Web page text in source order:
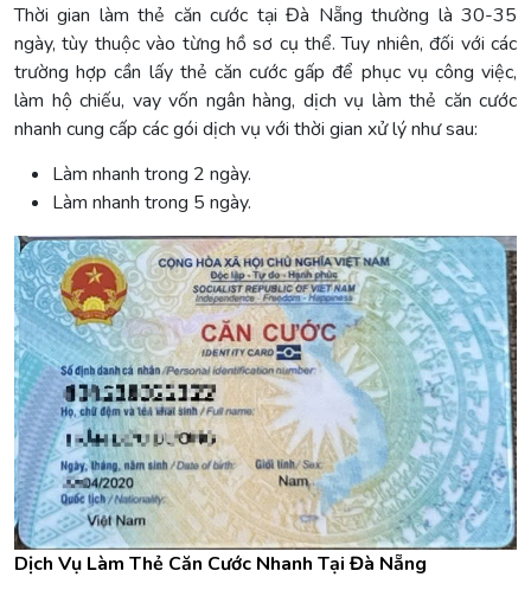
Thời gian làm thẻ căn cước tại Đà Nẵng thường là 30-35
ngày, tùy thuộc vào từng hồ sơ cụ thể. Tuy nhiên, đối với các
trường hợp cần lấy thẻ căn cước gấp để phục vụ công việc,
làm hộ chiếu, vay vốn ngân hàng, dịch vụ làm thẻ căn cước
nhanh cung cấp các gói dịch vụ với thời gian xử lý như sau:
Làm nhanh trong 2 ngày.
Làm nhanh trong 5 ngày.
Dịch Vụ Làm Thẻ Căn Cước Nhanh Tại Đà Nẵng